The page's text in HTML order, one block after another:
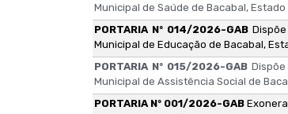
Municipal de Saúde de Bacabal, Estado
PORTARIA Nº 014/2026-GAB
Municipal de Educação de Bacabal,
PORTARIA Nº 015/2026-GAB
Municipal de Assistência Social de
PORTARIA Nº 001/2026-GAB